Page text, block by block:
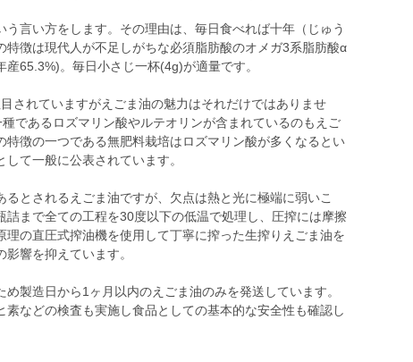
言い方をします。その理由は、毎日食べれば十年（じゅう
特徴は現代人が不足しがちな必須脂肪酸のオメガ3系脂肪酸α
65.3%)。毎日小さじ一杯(4g)が適量です。
されていますがえごま油の魅力はそれだけではありませ
であるロズマリン酸やルテオリンが含まれているのもえご
特徴の一つである無肥料栽培はロズマリン酸が多くなるとい
て一般に公表されています。
とされるえごま油ですが、欠点は熱と光に極端に弱いこ
詰まで全ての工程を30度以下の低温で処理し、圧搾には摩擦
の直圧式搾油機を使用して丁寧に搾った生搾りえごま油を
響を抑えています。
製造日から1ヶ月以内のえごま油のみを発送しています。
素などの検査も実施し食品としての基本的な安全性も確認し